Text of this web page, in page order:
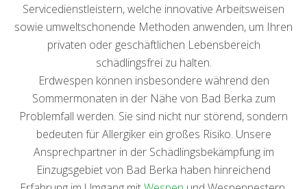
Servicedienstleistern, welche innovative Arbeitsweisen
sowie umweltschonende Methoden anwenden, um Ihren
privaten oder geschäftlichen Lebensbereich
schädlingsfrei zu halten.
Erdwespen können insbesondere während den
Sommermonaten in der Nähe von Bad Berka zum
Problemfall werden. Sie sind nicht nur störend, sondern
bedeuten für Allergiker ein großes Risiko. Unsere
Ansprechpartner in der Schädlingsbekämpfung im
Einzugsgebiet von Bad Berka haben hinreichend